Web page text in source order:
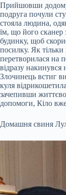
Прийшовши додому
подруга почули
стояла людина,
їм, що його сканер
будинку, щоб
посилку. Як тільки
перетворилася на
відразу накинувся
Злочинець встиг
куля
зачепивши
допомоги, Кіло вже
Домашня свиня